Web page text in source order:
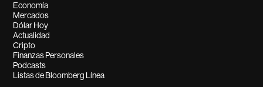
Economía
Mercados
Dólar Hoy
Actualidad
Cripto
Finanzas Personales
Podcasts
Listas de Bloomberg Línea